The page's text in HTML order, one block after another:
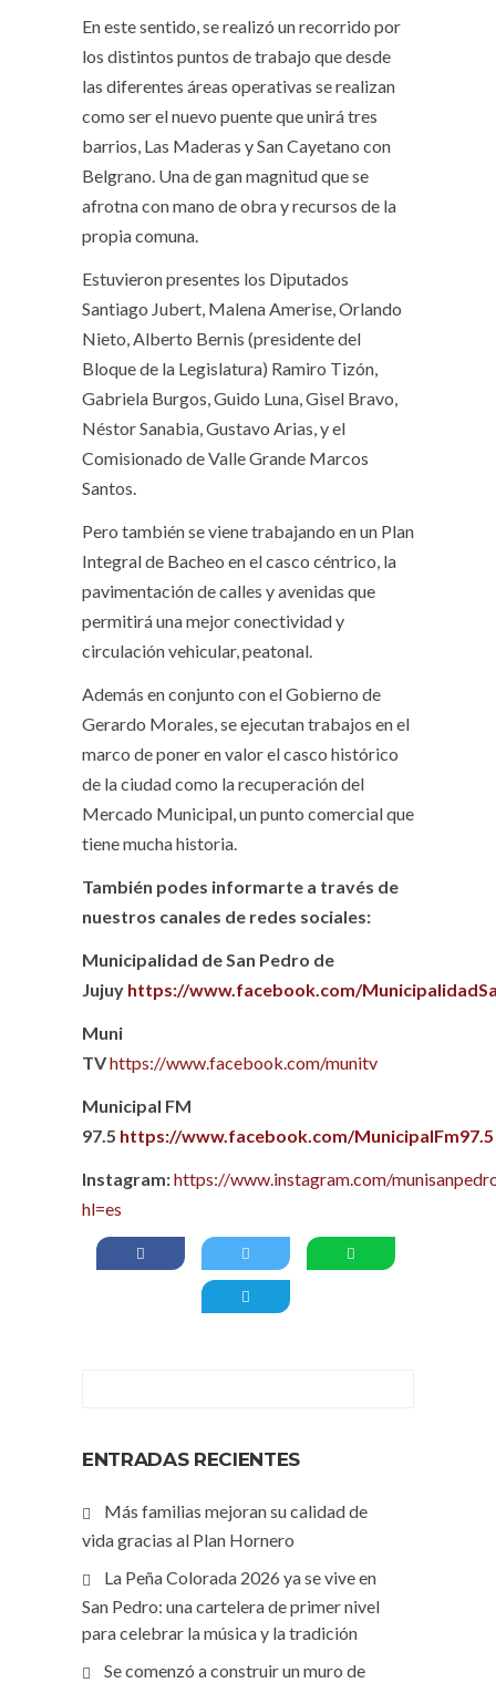
En este sentido, se realizó un recorrido por
los distintos puntos de trabajo que desde
las diferentes áreas operativas se realizan
como ser el nuevo puente que unirá tres
barrios, Las Maderas y San Cayetano con
Belgrano. Una de gan magnitud que se
afrotna con mano de obra y recursos de la
propia comuna.
Estuvieron presentes los Diputados
Santiago Jubert, Malena Amerise, Orlando
Nieto, Alberto Bernis (presidente del
Bloque de la Legislatura) Ramiro Tizón,
Gabriela Burgos, Guido Luna, Gisel Bravo,
Néstor Sanabia, Gustavo Arias, y el
Comisionado de Valle Grande Marcos
Santos.
Pero también se viene trabajando en un Plan
Integral de Bacheo en el casco céntrico, la
pavimentación de calles y avenidas que
permitirá una mejor conectividad y
circulación vehicular, peatonal.
Además en conjunto con el Gobierno de
Gerardo Morales, se ejecutan trabajos en el
marco de poner en valor el casco histórico
de la ciudad como la recuperación del
Mercado Municipal, un punto comercial que
tiene mucha historia.
También podes informarte a través de
nuestros canales de redes sociales:
Municipalidad de San Pedro de
Jujuy https://www.facebook.com/
Muni
TVhttps://www.facebook.com/munitv
Municipal FM
97.5 https://www.facebook.com/MunicipalFm97.5
Instagram:https://www.instagram.com/
hl=es
ENTRADAS RECIENTES
Más familias mejoran su calidad de
vida gracias al Plan Hornero
La Peña Colorada 2026 ya se vive en
San Pedro: una cartelera de primer nivel
para celebrar la música y la tradición
Se comenzó a construir un muro de